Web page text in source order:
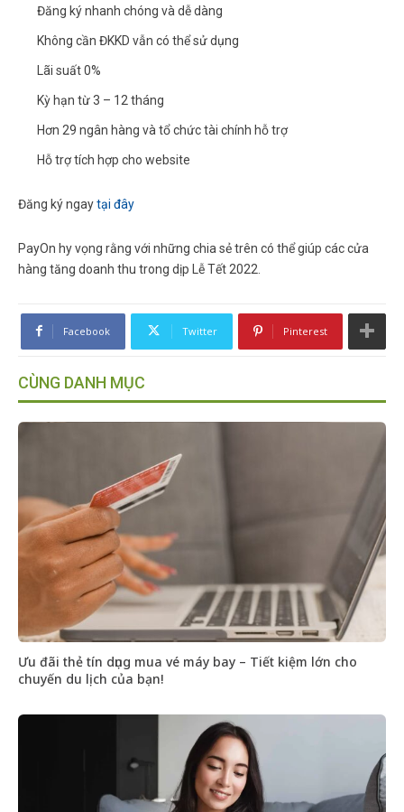
Đăng ký nhanh chóng và dễ dàng
Không cần ĐKKD vẫn có thể sử dụng
Lãi suất 0%
Kỳ hạn từ 3 – 12 tháng
Hơn 29 ngân hàng và tổ chức tài chính hỗ trợ
Hỗ trợ tích hợp cho website
Đăng ký ngaytại đây
PayOn hy vọng rằng với những chia sẻ trên có thể giúp các cửa
hàng tăng doanh thu trong dịp Lễ Tết 2022.
Facebook Twitter Pinterest
CÙNG DANH MỤC
Ưu đãi thẻ tín dụng mua vé máy bay – Tiết kiệm lớn cho
chuyến du lịch của bạn!